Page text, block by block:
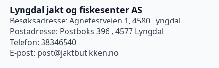
Lyngdal jakt og fiskesenter AS
Besøksadresse: Agnefestveien 1, 4580 Lyngdal
Postadresse: Postboks 396 , 4577 Lyngdal
Telefon: 38346540
E-post: post@jaktbutikken.no